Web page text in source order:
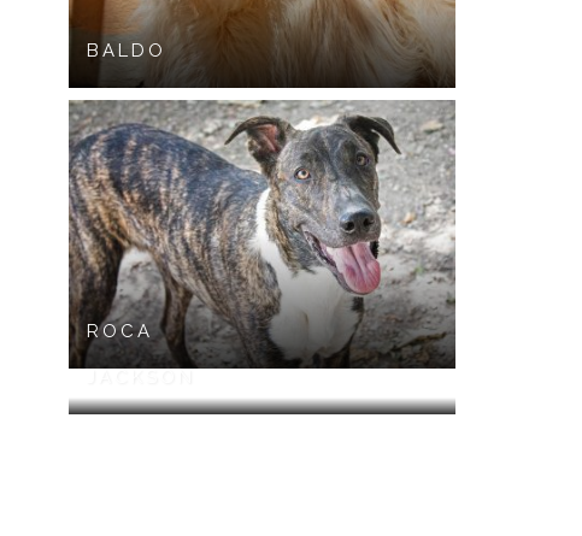
BALDO
ROCA